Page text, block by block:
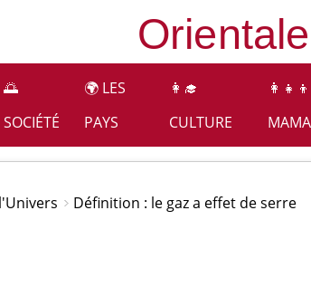
🌅
SOCIÉTÉ
🌍 LES
PAYS
👩‍🎓
CULTURE
👩‍👧‍👦
Définition : le gaz a effet de serre